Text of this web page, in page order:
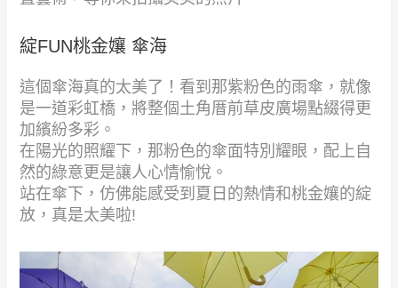
綻FUN桃金孃 傘海
這個傘海真的太美了！看到那紫粉色的雨傘，就像
是一道彩虹橋，將整個土角厝前草皮廣場點綴得更
加繽紛多彩。
在陽光的照耀下，那粉色的傘面特別耀眼，配上自
然的綠意更是讓人心情愉悅。
站在傘下，仿佛能感受到夏日的熱情和桃金孃的綻
放，真是太美啦!